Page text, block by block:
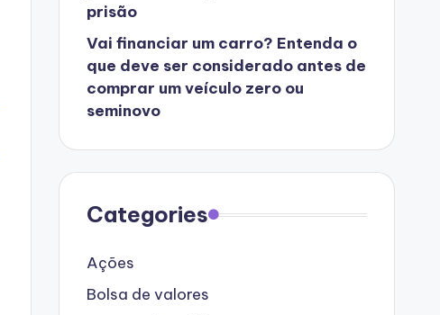
prisão
Vai financiar um carro? Entenda o
que deve ser considerado antes de
comprar um veículo zero ou
seminovo
Categories
Ações
Bolsa de valores